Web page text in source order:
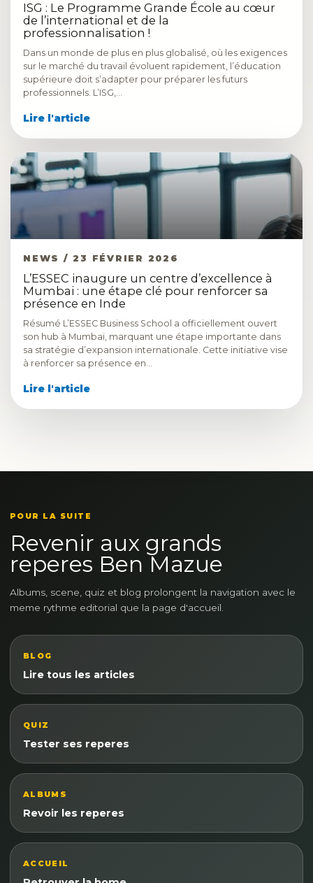
ISG : Le Programme Grande École au cœur
de l’international et de la
professionnalisation !
Dans un monde de plus en plus globalisé, où les exigences
sur le marché du travail évoluent rapidement, l’éducation
supérieure doit s’adapter pour préparer les futurs
professionnels. L’ISG,…
Lire l'article
NEWS / 23 FÉVRIER 2026
L’ESSEC inaugure un centre d’excellence à
Mumbai : une étape clé pour renforcer sa
présence en Inde
Résumé L’ESSEC Business School a officiellement ouvert
son hub à Mumbai, marquant une étape importante dans
sa stratégie d’expansion internationale. Cette initiative vise
à renforcer sa présence en…
Lire l'article
POUR LA SUITE
Revenir aux grands
reperes Ben Mazue
Albums, scene, quiz et blog prolongent la navigation avec le
meme rythme editorial que la page d'accueil.
BLOG
Lire tous les articles
QUIZ
Tester ses reperes
ALBUMS
Revoir les reperes
ACCUEIL